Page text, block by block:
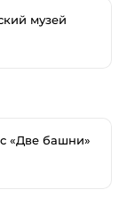
музей
«Две башни»